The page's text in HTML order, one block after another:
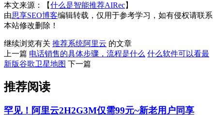
本文来源：【什么是智能推荐AIRec】
由思享SEO博客编辑转载，仅用于参考学习，如有侵权请联系
本站修改删除！
继续浏览有关 推荐系统阿里云 的文章
上一篇 电话销售的具体步骤，流程是什么 什么软件可以看最
新版谷歌卫星地图 下一篇
推荐阅读
罕见！阿里云2H2G3M仅需99元~新老用户同享